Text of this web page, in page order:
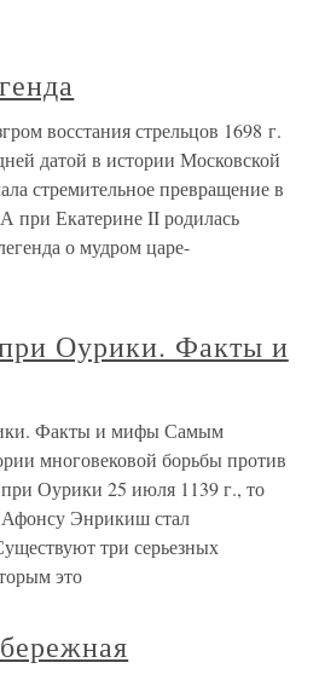
восстания стрельцов 1698 г.
датой в истории Московской
стремительное превращение в
при Екатерине II родилась
о мудром царе-
Оурики. Факты и
Факты и мифы Самым
многовековой борьбы против
Оурики 25 июля 1139 г., то
Афонсу Энрикиш стал
три серьезных
это